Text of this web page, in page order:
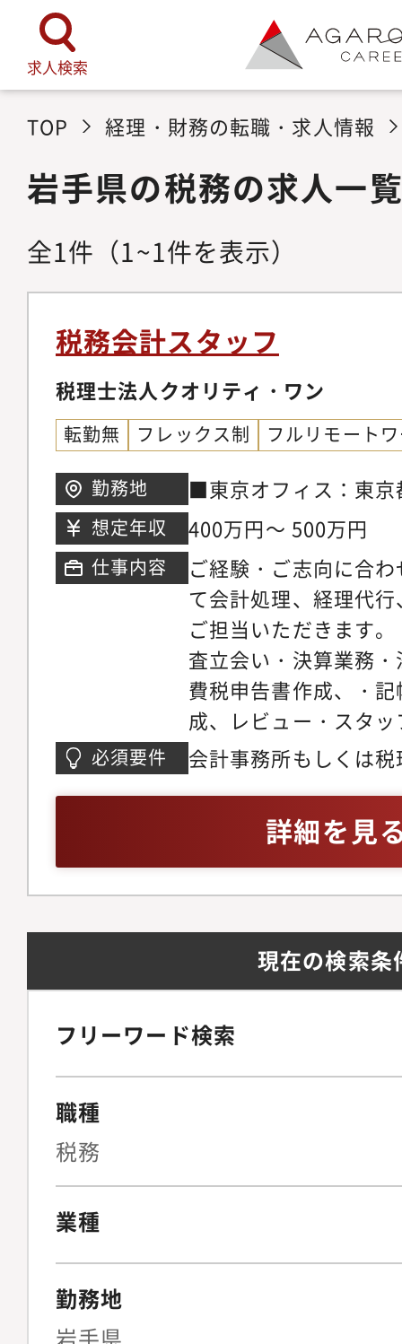
求人検索
TOP 経理・財務の転職・求人情報
岩手県の税務の求人一
全1件 （1~1件を表示）
税務会計スタッフ
税理士法人クオリティ・ワン
転勤無 フレックス制 フルリモート
勤務地
■東京オフィス：東
1 喜京家ビル2階■仙
台市青葉区本町1-
想定年収 400万円～ 500万円
仕事内容
ご経験・ご志向に合
て会計処理、経理代
ご担当いただきます
査立会い・決算業務
費税申告書作成、・
成、レビュー・スタ
ステム】型弥生会計
必須要件
会計事務所もしくは
詳細を見
現在の検索条
フリーワード検索
職種
税務
業種
勤務地
岩手県